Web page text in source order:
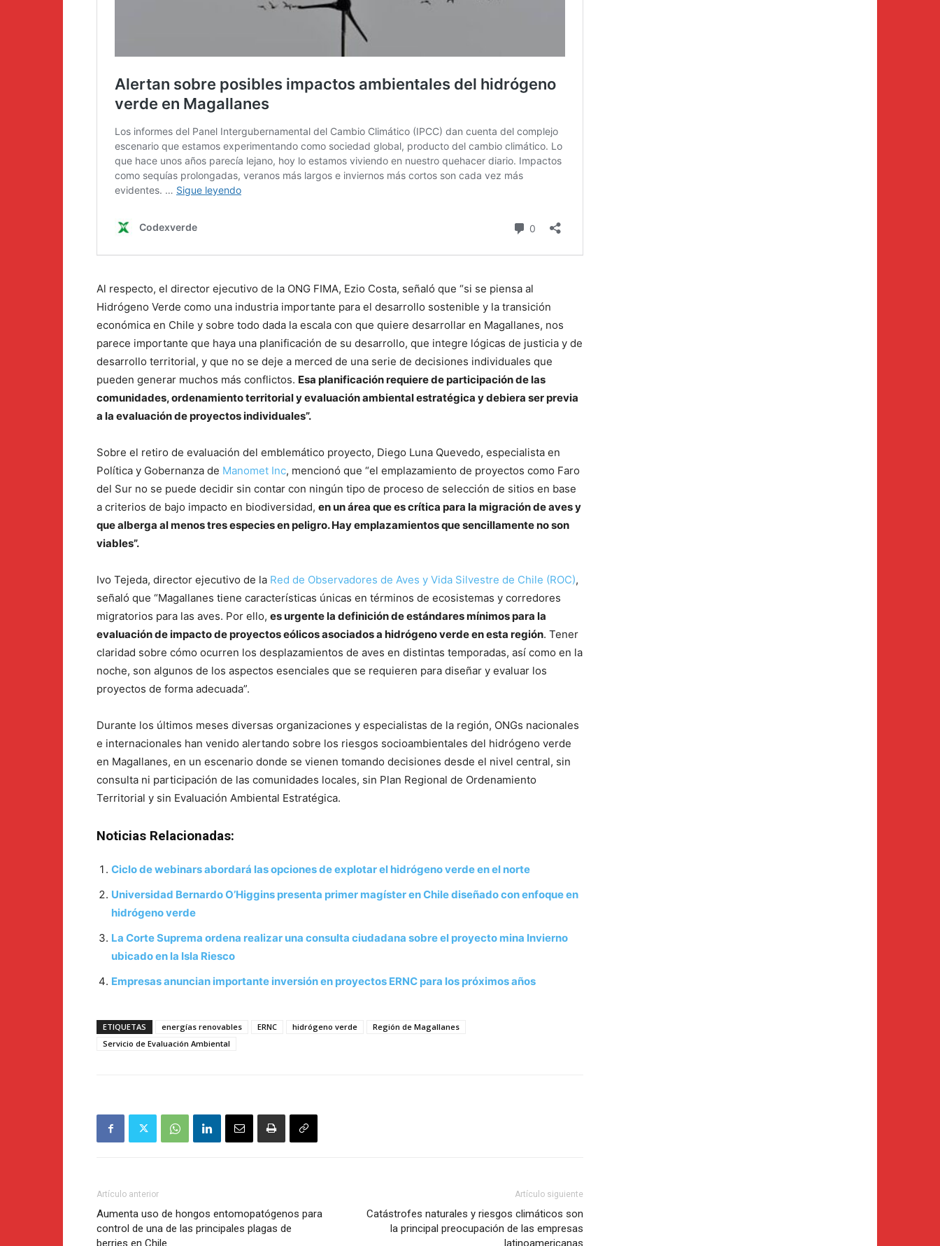
Al respecto, el director ejecutivo de la ONG FIMA, Ezio Costa, señaló que “si se piensa al
Hidrógeno Verde como una industria importante para el desarrollo sostenible y la transición
económica en Chile y sobre todo dada la escala con que quiere desarrollar en Magallanes, nos
parece importante que haya una planificación de su desarrollo, que integre lógicas de justicia y de
desarrollo territorial, y que no se deje a merced de una serie de decisiones individuales que
pueden generar muchos más conflictos. Esa planificación requiere de participación de las
comunidades, ordenamiento territorial y evaluación ambiental estratégica y debiera ser previa
a la evaluación de proyectos individuales”.
Sobre el retiro de evaluación del emblemático proyecto, Diego Luna Quevedo, especialista en
Política y Gobernanza de Manomet Inc, mencionó que “el emplazamiento de proyectos como Faro
del Sur no se puede decidir sin contar con ningún tipo de proceso de selección de sitios en base
a criterios de bajo impacto en biodiversidad, en un área que es crítica para la migración de aves y
que alberga al menos tres especies en peligro. Hay emplazamientos que sencillamente no son
viables”.
Ivo Tejeda, director ejecutivo de la Red de Observadores de Aves y Vida Silvestre de Chile (ROC),
señaló que “Magallanes tiene características únicas en términos de ecosistemas y corredores
migratorios para las aves. Por ello, es urgente la definición de estándares mínimos para la
evaluación de impacto de proyectos eólicos asociados a hidrógeno verde en esta región. Tener
claridad sobre cómo ocurren los desplazamientos de aves en distintas temporadas, así como en la
noche, son algunos de los aspectos esenciales que se requieren para diseñar y evaluar los
proyectos de forma adecuada”.
Durante los últimos meses diversas organizaciones y especialistas de la región, ONGs nacionales
e internacionales han venido alertando sobre los riesgos socioambientales del hidrógeno verde
en Magallanes, en un escenario donde se vienen tomando decisiones desde el nivel central, sin
consulta ni participación de las comunidades locales, sin Plan Regional de Ordenamiento
Territorial y sin Evaluación Ambiental Estratégica.
Noticias Relacionadas:
Ciclo de webinars abordará las opciones de explotar el hidrógeno verde en el norte
Universidad Bernardo O’Higgins presenta primer magíster en Chile diseñado con enfoque en
hidrógeno verde
La Corte Suprema ordena realizar una consulta ciudadana sobre el proyecto mina Invierno
ubicado en la Isla Riesco
Empresas anuncian importante inversión en proyectos ERNC para los próximos años
ETIQUETAS energías renovables ERNC hidrógeno verde
Región de Magallanes
Servicio de Evaluación Ambiental
Artículo anterior
Aumenta uso de hongos entomopatógenos para
control de una de las principales plagas de
berries en Chile
Artículo siguiente
Catástrofes naturales y riesgos climáticos son
la principal preocupación de las empresas
latinoamericanas